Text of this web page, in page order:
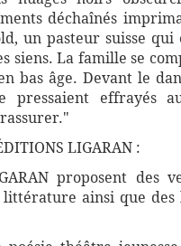
déchaînés
un pasteur suisse
siens. La famille se
bas âge. Devant le
pressaient effrayés
LIGARAN :
proposent des
littérature ainsi que